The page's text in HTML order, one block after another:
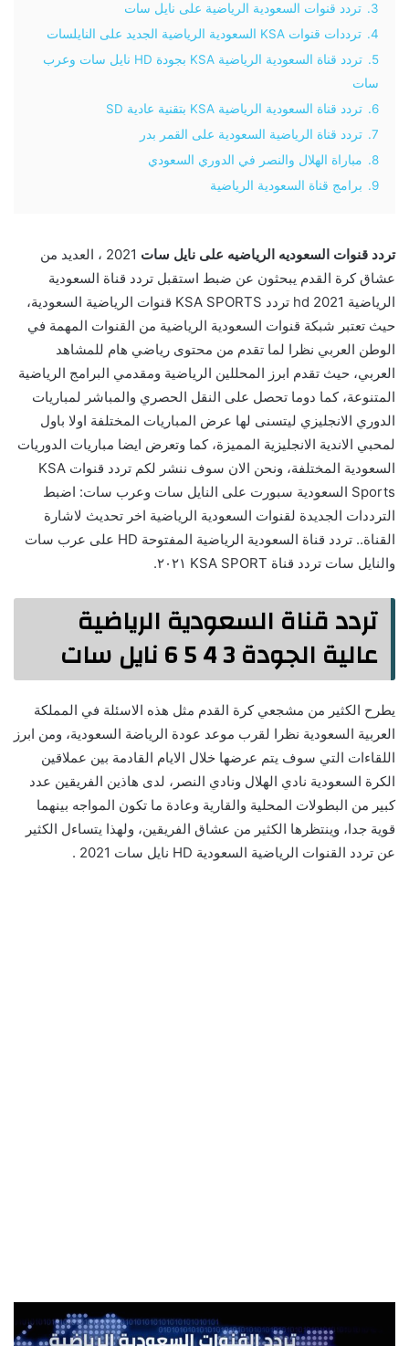
3.
تردد قنوات السعودية الرياضية على نايل سات
4.
ترددات قنوات KSA السعودية الرياضية الجديد على النايلسات
5.
تردد قناة السعودية الرياضية KSA بجودة HD نايل سات وعرب
سات
6.
تردد قناة السعودية الرياضية KSA بتقنية عادية SD
7.
تردد قناة الرياضية السعودية على القمر بدر
8.
مباراة الهلال والنصر في الدوري السعودي
9.
برامج قناة السعودية الرياضية
تردد قنوات السعوديه الرياضيه على نايل سات
2021 ، العديد من
عشاق كرة القدم يبحثون عن ضبط استقبل تردد قناة السعودية
الرياضية hd 2021 تردد KSA SPORTS قنوات الرياضية السعودية،
حيث تعتبر شبكة قنوات السعودية الرياضية من القنوات المهمة في
الوطن العربي نظرا لما تقدم من محتوى رياضي هام للمشاهد
العربي، حيث تقدم ابرز المحللين الرياضية ومقدمي البرامج الرياضية
المتنوعة، كما دوما تحصل على النقل الحصري والمباشر لمباريات
الدوري الانجليزي ليتسنى لها عرض المباريات المختلفة اولا باول
لمحبي الاندية الانجليزية المميزة، كما وتعرض ايضا مباريات الدوريات
السعودية المختلفة، ونحن الان سوف ننشر لكم تردد قنوات KSA
Sports السعودية سبورت على النايل سات وعرب سات: اضبط
الترددات الجديدة لقنوات السعودية الرياضية اخر تحديث لاشارة
القناة.. تردد قناة السعودية الرياضية المفتوحة HD على عرب سات
والنايل سات تردد قناة KSA SPORT ٢٠٢١.
تردد قناة السعودية الرياضية
عالية الجودة 3 4 5 6 نايل سات
يطرح الكثير من مشجعي كرة القدم مثل هذه الاسئلة في المملكة
العربية السعودية نظرا لقرب موعد عودة الرياضة السعودية، ومن ابرز
اللقاءات التي سوف يتم عرضها خلال الايام القادمة بين عملاقين
الكرة السعودية نادي الهلال ونادي النصر، لدى هاذين الفريقين عدد
كبير من البطولات المحلية والقارية وعادة ما تكون المواجه بينهما
قوية جدا، وينتظرها الكثير من عشاق الفريقين، ولهذا يتساءل الكثير
عن تردد القنوات الرياضية السعودية HD نايل سات 2021 .